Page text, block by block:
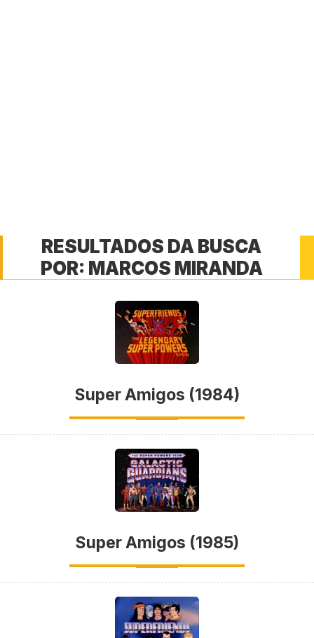
RESULTADOS DA BUSCA
POR: MARCOS MIRANDA
Super Amigos (1984)
Super Amigos (1985)